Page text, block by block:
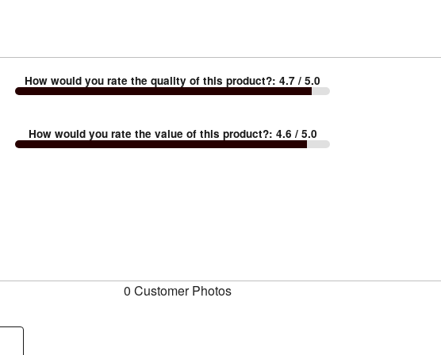
How would you rate the quality of this product?:4.7 / 5.0
How would you rate the value of this product?: 4.6 / 5.0
0 Customer Photos